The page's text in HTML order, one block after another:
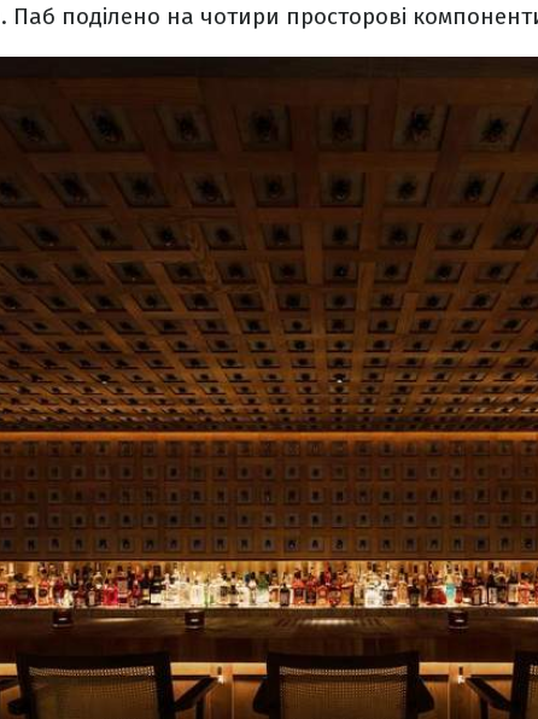
Паб поділено на чотири просторові